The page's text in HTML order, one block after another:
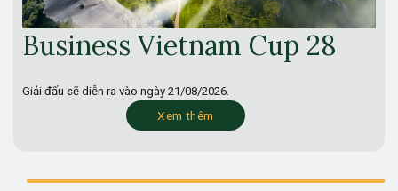
Business Vietnam Cup 28
Giải đấu sẽ diễn ra vào ngày 21/08/2026.
Xem thêm